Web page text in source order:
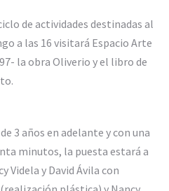
de actividades destinadas al
a las 16 visitará Espacio Arte
la obra Oliverio y el libro de
3 años en adelante y con una
minutos, la puesta estará a
Videla y David Ávila con